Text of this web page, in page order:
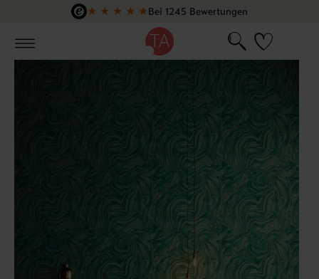
Zum Hauptinhalt springen
★ ★ ★ ★ ★Bei 1245 Bewertungen